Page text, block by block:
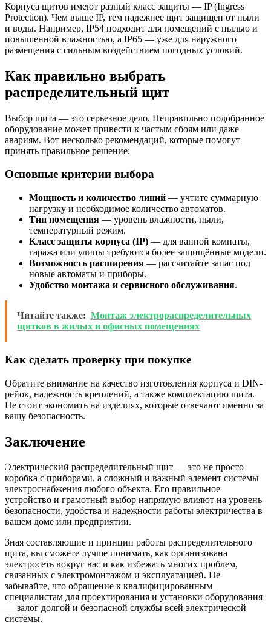
Корпуса щитов имеют разный класс защиты — IP (Ingress
Protection). Чем выше IP, тем надежнее щит защищен от пыли
и воды. Например, IP54 подходит для помещений с пылью и
повышенной влажностью, а IP65 — уже для наружного
размещения с сильным воздействием погодных условий.
Как правильно выбрать
распределительный щит
Выбор щита — это серьезное дело. Неправильно подобранное
оборудование может привести к частым сбоям или даже
авариям. Вот несколько рекомендаций, которые помогут
принять правильное решение:
Основные критерии выбора
Мощность и количество линий — учтите суммарную
нагрузку и необходимое количество автоматов.
Тип помещения — уровень влажности, пыли,
температурный режим.
Класс защиты корпуса (IP) — для ванной комнаты,
гаража или улицы требуются более защищённые модели.
Возможность расширения — рассчитайте запас под
новые автоматы и приборы.
Удобство монтажа и сервисного обслуживания.
Читайте также: Монтаж электрораспределительных
щитков в жилых и офисных помещениях
Как сделать проверку при покупке
Обратите внимание на качество изготовления корпуса и DIN-
рейок, надежность креплений, а также комплектацию щита.
Не стоит экономить на изделиях, которые отвечают именно за
вашу безопасность.
Заключение
Электрический распределительный щит — это не просто
коробка с приборами, а сложный и важный элемент системы
электроснабжения любого объекта. Его правильное
устройство и грамотный выбор напрямую влияют на уровень
безопасности, удобства и надежности работы электричества в
вашем доме или предприятии.
Зная составляющие и принцип работы распределительного
щита, вы сможете лучше понимать, как организована
электросеть вокруг вас и как избежать многих проблем,
связанных с электромонтажом и эксплуатацией. Не
забывайте, что обращение к квалифицированным
специалистам для проектирования и установки оборудования
— залог долгой и безопасной службы всей электрической
системы.